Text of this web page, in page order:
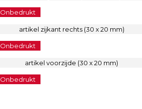
Onbedrukt
artikel zijkant rechts (30 x 20 mm)
Onbedrukt
artikel voorzijde (30 x 20 mm)
Onbedrukt